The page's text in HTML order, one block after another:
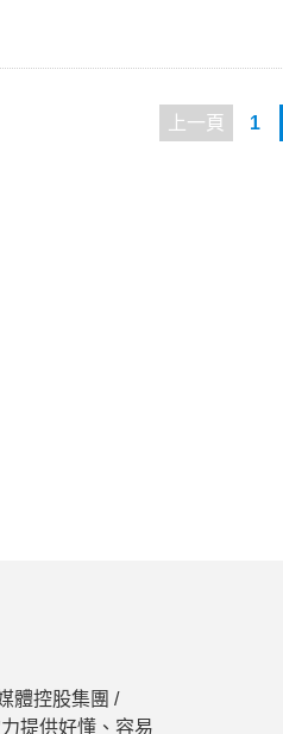
上一頁 1
體控股集團 /
提供好懂、容易